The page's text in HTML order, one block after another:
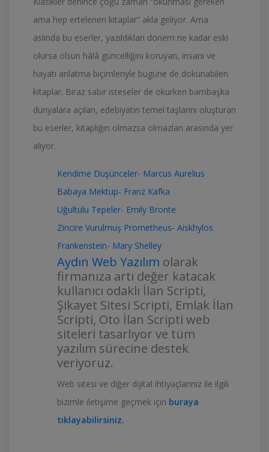
ama hep ertelenen kitaplar” akla geliyor. Ama
aslında bu eserler, yazıldıkları dönem ne kadar eski
olursa olsun hâlâ güncelliğini koruyan, insanı ve
hayatı anlatma biçimleriyle bugüne de dokunabilen
kitaplar. Biraz sabır isteseler de okurken bambaşka
dünyalara açılan, edebiyatın temel taşlarını oluşturan
bu eserler, kitaplığın olmazsa olmazları arasında yer
alıyor.
Kendime Düşünceler- Marcus Aurelius
Babaya Mektup- Franz Kafka
Uğultulu Tepeler- Emily Bronte
Zincire Vurulmuş Prometheus- Aiskhylos
Frankenstein- Mary Shelley
Aydın Web Yazılım olarak
firmanıza artı değer katacak
kullanıcı odaklı İlan Scripti,
Şikayet Sitesi Scripti, Emlak İlan
Scripti, Oto İlan Scripti web
siteleri tasarlıyor ve tüm
yazılım sürecine destek
veriyoruz.
Web sitesi ve diğer dijital ihtiyaçlarınız ile ilgili
bizimle iletişime geçmek için buraya
tıklayabilirsiniz.